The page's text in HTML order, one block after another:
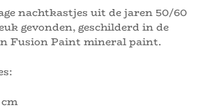
nachtkastjes uit de jaren 50/60
gevonden, geschilderd in de
Fusion Paint mineral paint.